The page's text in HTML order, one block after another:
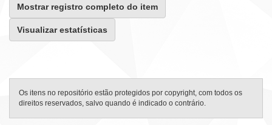
Mostrar registro completo do item
Visualizar estatísticas
Os itens no repositório estão protegidos por copyright, com todos os
direitos reservados, salvo quando é indicado o contrário.